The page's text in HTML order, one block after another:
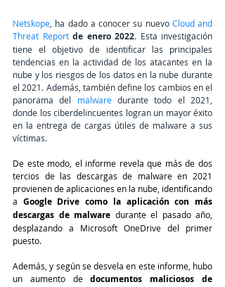
Netskope , ha dado a conocer su nuevo Cloud and
Threat Report de enero 2022. Esta investigación
tiene el objetivo de identificar las principales
tendencias en la actividad de los atacantes en la
nube y los riesgos de los datos en la nube durante
el 2021. Además, también define los cambios en el
panorama del malware durante todo el 2021,
donde los ciberdelincuentes logran un mayor éxito
en la entrega de cargas útiles de malware a sus
víctimas.
De este modo, el informe revela que más de dos
tercios de las descargas de malware en 2021
provienen de aplicaciones en la nube, identificando
a Google Drive como la aplicación con más
descargas de malware durante el pasado año,
desplazando a Microsoft OneDrive del primer
puesto.
Además, y según se desvela en este informe, hubo
un aumento de documentos maliciosos de